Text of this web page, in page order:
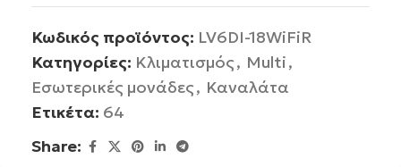
Κωδικός προϊόντος: LV6DI-18WiFiR
Κατηγορίες: Κλιματισμός, Multi,
Εσωτερικές μονάδες, Καναλάτα
Ετικέτα: 64
Share: